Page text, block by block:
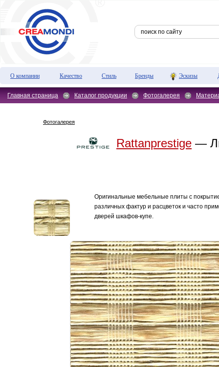
О компании Качество Стиль Бренды Эскизы
Главная страница Каталог продукции Фотогалерея
Фотогалерея
Rattanprestige —
Оригинальные мебельные плиты с
различных фактур и расцветок и часто
дверей шкафов-купе.